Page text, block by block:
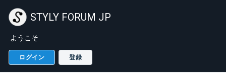
STYLY FORUM JP
ようこそ
ログイン 登録